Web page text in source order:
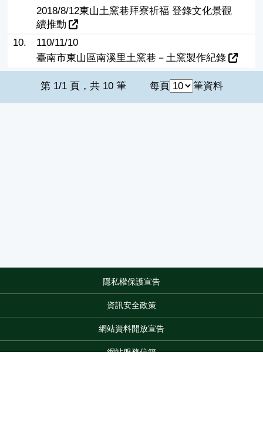
2018/8/12東山土窯巷拜寮祈福 登錄文化景觀
續推動
10.
110/11/10
臺南市東山區南溪里土窯巷－土窯製作紀錄
第 1/1 頁，共 10 筆 每頁 筆資料
隱私權保護宣告
資訊安全政策
網站資料開放宣告
網站服務信箱